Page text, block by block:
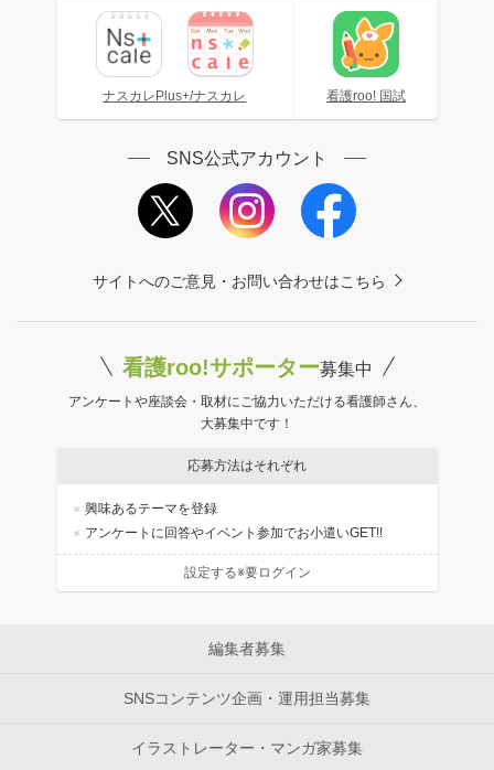
ナスカレPlus+/ナスカレ 看護roo! 国試
SNS公式アカウント
サイトへのご意見・お問い合わせはこちら
看護roo!サポーター募集中
アンケートや座談会・取材にご協力いただける看護師さん、
大募集中です！
応募方法はそれぞれ
興味あるテーマを登録
アンケートに回答やイベント参加でお小遣いGET!!
設定する※要ログイン
編集者募集
SNSコンテンツ企画・運用担当募集
イラストレーター・マンガ家募集